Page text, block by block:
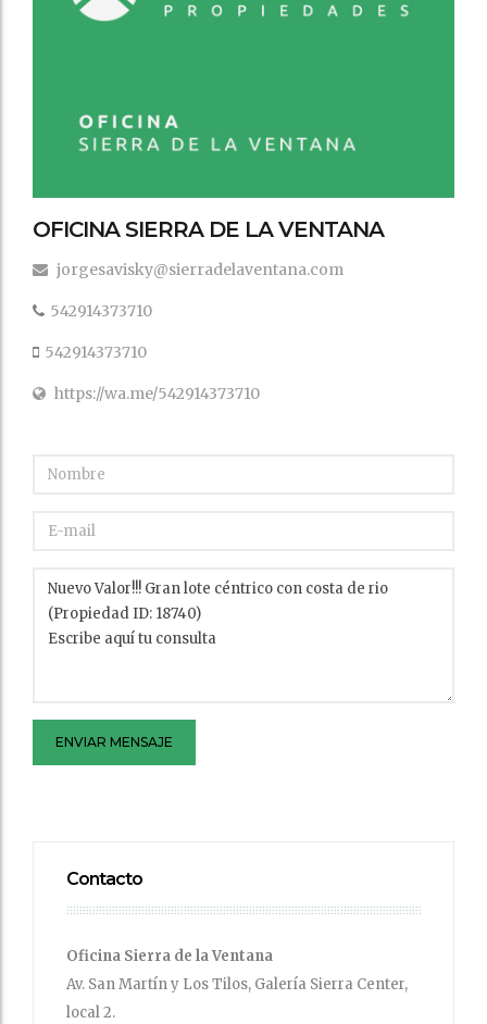
OFICINA SIERRA DE LA VENTANA
jorgesavisky@sierradelaventana.com
542914373710
542914373710
https://wa.me/542914373710
ENVIAR MENSAJE
Contacto
Oficina Sierra de la Ventana
Av. San Martín y Los Tilos, Galería Sierra Center,
local 2.